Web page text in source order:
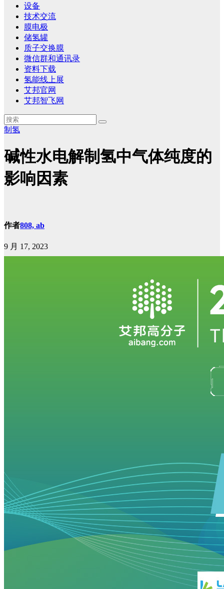
设备
技术交流
膜电极
储氢罐
质子交换膜
微信群和通讯录
资料下载
氢能线上展
艾邦官网
艾邦智飞网
制氢
碱性水电解制氢中气体纯度的
影响因素
作者808, ab
9 月 17, 2023